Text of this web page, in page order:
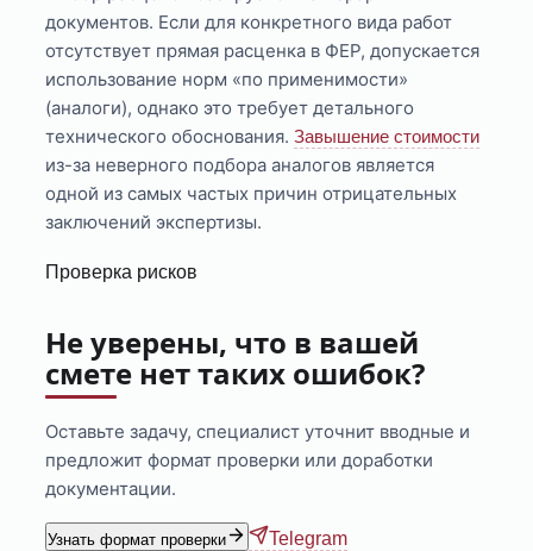
документов. Если для конкретного вида работ
отсутствует прямая расценка в ФЕР, допускается
использование норм «по применимости»
(аналоги), однако это требует детального
технического обоснования.Завышение стоимости
из-за неверного подбора аналогов является
одной из самых частых причин отрицательных
заключений экспертизы.
Проверка рисков
Не уверены, что в вашей
смете нет таких ошибок?
Оставьте задачу, специалист уточнит вводные и
предложит формат проверки или доработки
документации.
Узнать формат проверки Telegram